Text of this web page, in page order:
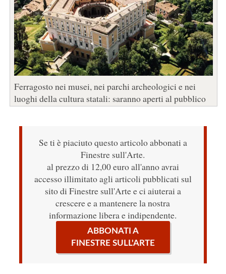
Ferragosto nei musei, nei parchi archeologici e nei
luoghi della cultura statali: saranno aperti al pubblico
Se ti è piaciuto questo articolo abbonati a
Finestre sull'Arte.
al prezzo di 12,00 euro all'anno avrai
accesso illimitato agli articoli pubblicati sul
sito di Finestre sull'Arte e ci aiuterai a
crescere e a mantenere la nostra
informazione libera e indipendente.
ABBONATI A
FINESTRE SULL'ARTE